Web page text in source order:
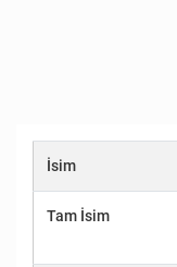
İsim
Tam İsim